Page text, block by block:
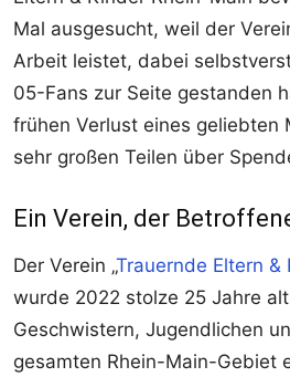
Mal ausgesucht, weil der
Arbeit leistet, dabei
05-Fans zur Seite gestanden
frühen Verlust eines geliebten
sehr großen Teilen über
Ein Verein, der
Der Verein „Trauernde Eltern &
wurde 2022 stolze 25 Jahre
Geschwistern, Jugendlichen
gesamten Rhein-Main-Gebiet